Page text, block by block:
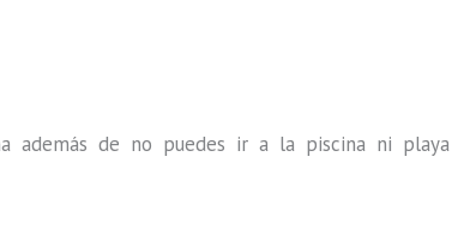
además de no puedes ir a la piscina ni